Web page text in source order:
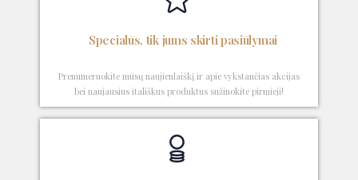
Specialūs, tik jums skirti pasiūlymai
Prenumeruokite mūsų naujienlaiškį ir apie vykstančias akcijas
bei naujausius itališkus produktus sužinokite pirmieji!